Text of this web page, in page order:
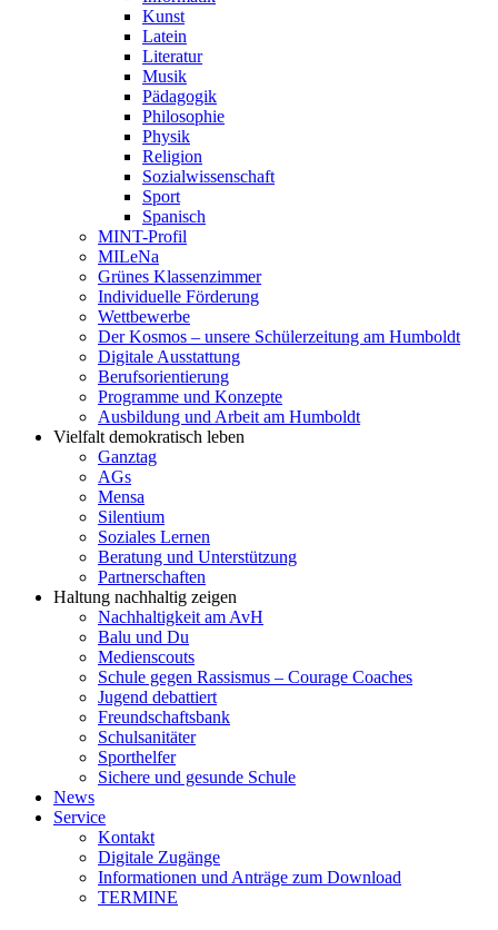
Kunst
Latein
Literatur
Musik
Pädagogik
Philosophie
Physik
Religion
Sozialwissenschaft
Sport
Spanisch
MINT-Profil
MILeNa
Grünes Klassenzimmer
Individuelle Förderung
Wettbewerbe
Der Kosmos – unsere Schülerzeitung am Humboldt
Digitale Ausstattung
Berufsorientierung
Programme und Konzepte
Ausbildung und Arbeit am Humboldt
Vielfalt demokratisch leben
Ganztag
AGs
Mensa
Silentium
Soziales Lernen
Beratung und Unterstützung
Partnerschaften
Haltung nachhaltig zeigen
Nachhaltigkeit am AvH
Balu und Du
Medienscouts
Schule gegen Rassismus – Courage Coaches
Jugend debattiert
Freundschaftsbank
Schulsanitäter
Sporthelfer
Sichere und gesunde Schule
News
Service
Kontakt
Digitale Zugänge
Informationen und Anträge zum Download
TERMINE